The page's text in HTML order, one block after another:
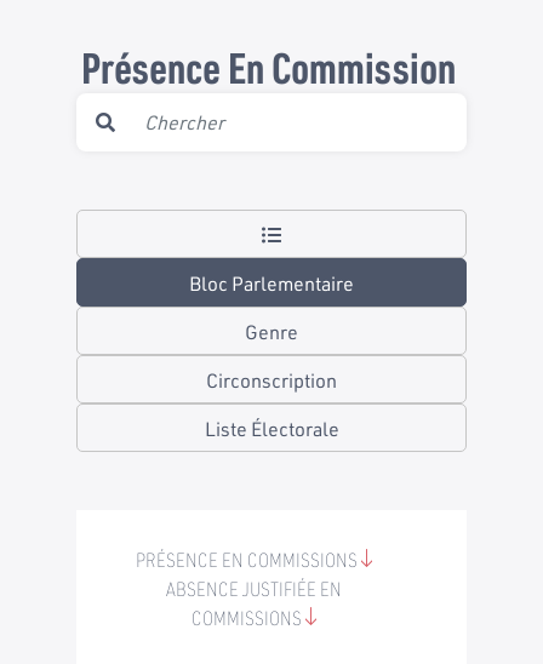
Présence En Commission
Bloc Parlementaire
Genre
Circonscription
Liste Électorale
PRÉSENCE EN COMMISSIONS
ABSENCE JUSTIFIÉE EN
COMMISSIONS